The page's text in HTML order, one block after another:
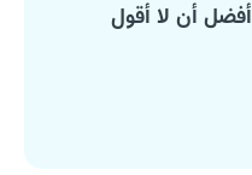
أفضل أن لا أقول